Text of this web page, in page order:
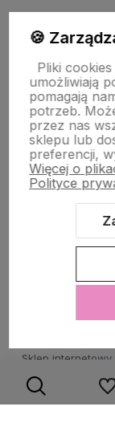
PŁATNOŚĆ I
STRONY
POMOC DLA
Zawartość tej
Sklep internetowy
🍪
Pliki
umożliwiają
pomagają
potrzeb.
przez nas
sklepu lub
preferencji,
Więcej o
Polityce